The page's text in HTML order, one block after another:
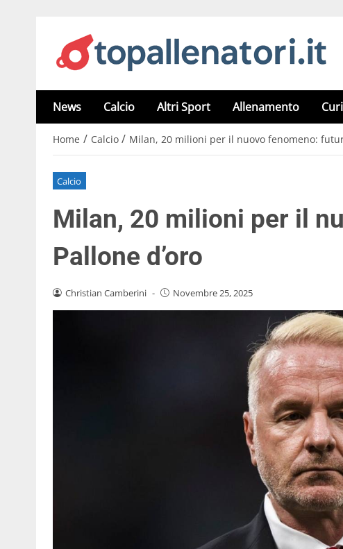
News Calcio Altri Sport Allenamento
Home / Calcio / Milan, 20 milioni per il nuovo fenomeno:
Calcio
Milan, 20 milioni per il
Pallone d’oro
Christian Camberini - Novembre 25, 2025